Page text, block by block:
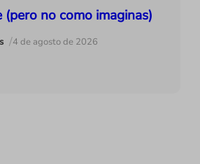
(pero no como imaginas)
/4 de agosto de 2026